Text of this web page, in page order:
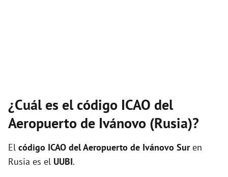
¿Cuál es el código ICAO del
Aeropuerto de Ivánovo (Rusia)?
El código ICAO delAeropuerto de Ivánovo Suren
Rusia es el UUBI.